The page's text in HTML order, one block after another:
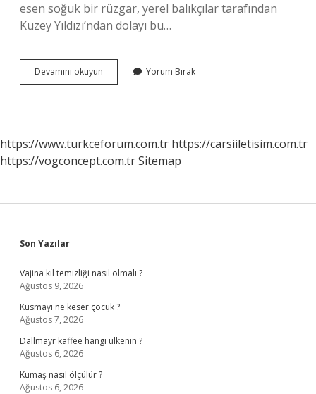
esen soğuk bir rüzgar, yerel balıkçılar tarafından
Kuzey Yıldızı’ndan dolayı bu…
Devamını okuyun
Rüzgarı
Yorum Bırak
https://www.turkceforum.com.tr https://carsiiletisim.com.tr
https://vogconcept.com.trSitemap
Sidebar
Son Yazılar
Vajina kıl temizliği nasıl olmalı ?
Ağustos 9, 2026
Kusmayı ne keser çocuk ?
Ağustos 7, 2026
Dallmayr kaffee hangi ülkenin ?
Ağustos 6, 2026
Kumaş nasıl ölçülür ?
Ağustos 6, 2026